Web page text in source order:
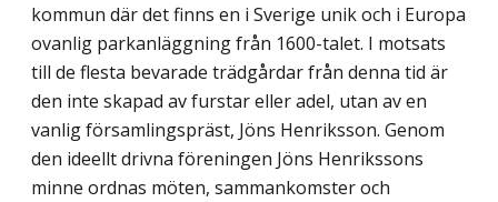
kommun där det finns en i Sverige unik och i Europa
ovanlig parkanläggning från 1600-talet. I motsats
till de flesta bevarade trädgårdar från denna tid är
den inte skapad av furstar eller adel, utan av en
vanlig församlingspräst, Jöns Henriksson. Genom
den ideellt drivna föreningen Jöns Henrikssons
minne ordnas möten, sammankomster och